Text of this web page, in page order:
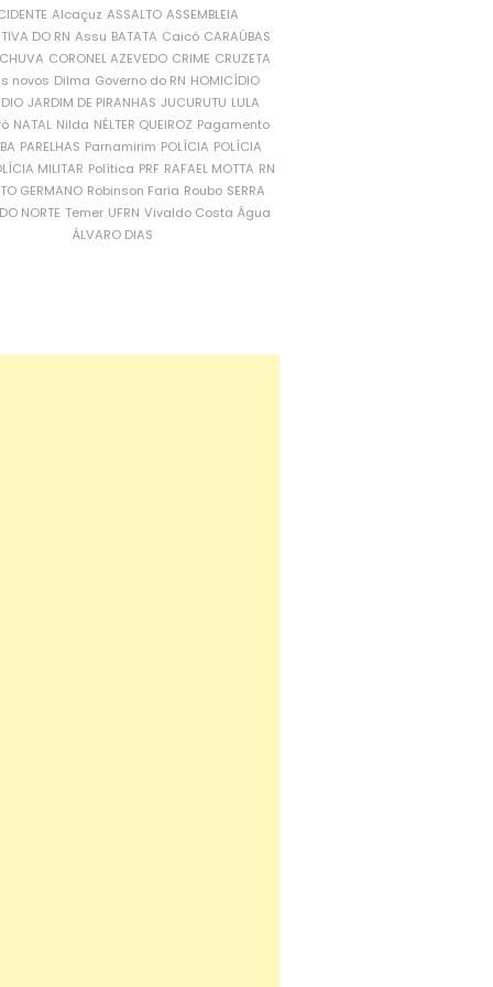
Alcaçuz ASSALTO ASSEMBLEIA
DO RN Assu BATATA Caicó CARAÚBAS
CORONEL AZEVEDO CRIME CRUZETA
novos Dilma Governo do RN HOMICÍDIO
JARDIM DE PIRANHAS JUCURUTU LULA
NATAL Nilda NÉLTER QUEIROZ Pagamento
PARELHAS Parnamirim POLÍCIA POLÍCIA
MILITAR Política PRF RAFAEL MOTTA RN
GERMANO Robinson Faria Roubo SERRA
NORTE Temer UFRN Vivaldo Costa Água
ÁLVARO DIAS